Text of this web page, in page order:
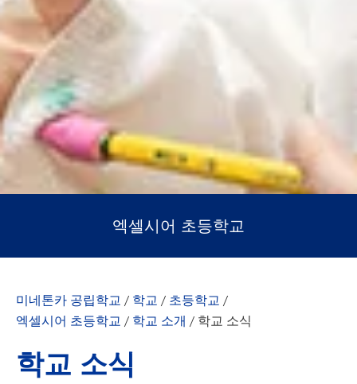
엑셀시어 초등학교
미네톤카 공립학교 / 학교 / 초등학교 /
엑셀시어 초등학교 / 학교 소개 / 학교 소식
학교 소식